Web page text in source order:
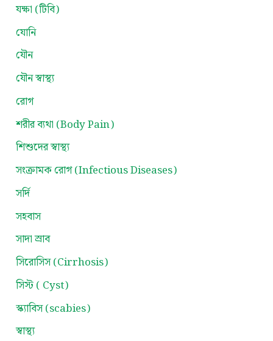
যক্ষা (টিবি)
যোনি
যৌন
যৌন স্বাস্থ্য
রোগ
শরীর ব্যথা (Body Pain)
শিশুদের স্বাস্থ্য
সংক্রামক রোগ (Infectious Diseases)
সর্দি
সহবাস
সাদা স্রাব
সিরোসিস (Cirrhosis)
সিস্ট ( Cyst)
স্ক্যাবিস (scabies)
স্বাস্থ্য